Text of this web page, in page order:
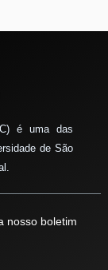
é uma das
de São
nosso boletim